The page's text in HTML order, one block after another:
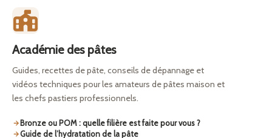
Académie des pâtes
Guides, recettes de pâte, conseils de dépannage et
vidéos techniques pour les amateurs de pâtes maison et
les chefs pastiers professionnels.
Bronze ou POM : quelle filière est faite pour vous ?
Guide de l’hydratation de la pâte